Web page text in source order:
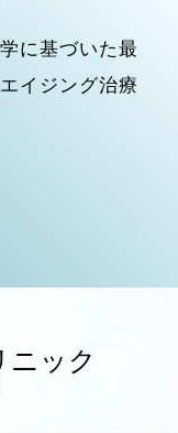
に基づいた最
イジング治療
ック